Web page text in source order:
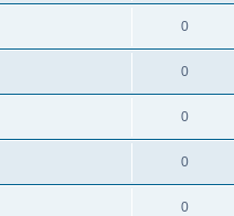
0
0
0
0
0